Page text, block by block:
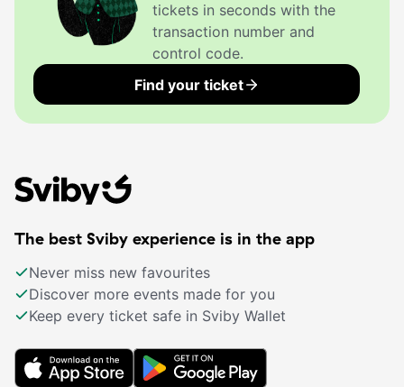
tickets in seconds with the
transaction number and
control code.
Find your ticket
The best Sviby experience is in the app
Never miss new favourites
Discover more events made for you
Keep every ticket safe in Sviby Wallet